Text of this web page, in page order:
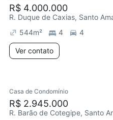
R$ 4.000.000
R. Duque de Caxias, Santo
544m² 4 4
Ver contato
Casa de Condomínio
R$ 2.945.000
R. Barão de Cotegipe, Santo